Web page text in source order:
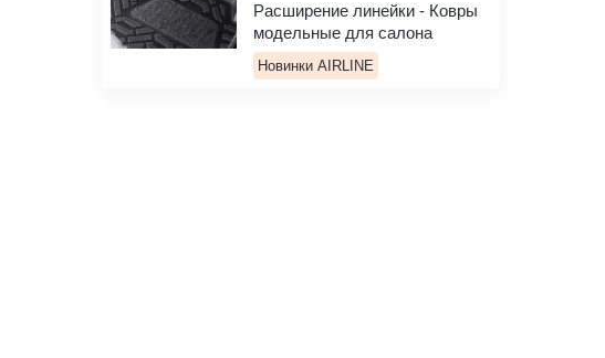
Расширение линейки - Ковры
модельные для салона
Новинки AIRLINE